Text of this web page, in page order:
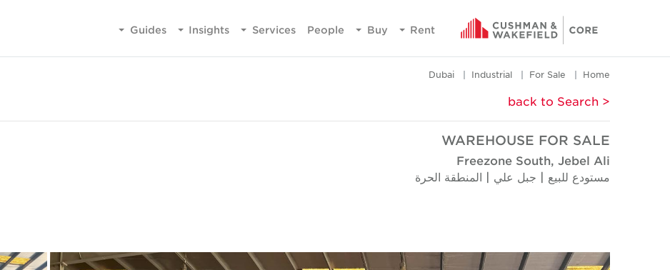
Rent
Buy
People
Services
Insights
Guides
Home
For Sale
Industrial
Dubai
< back to Search
WAREHOUSE FOR SALE
Freezone South, Jebel Ali
مستودع للبيع | جبل علي | المنطقة الحرة